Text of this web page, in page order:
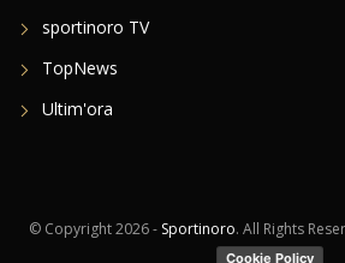
sportinoro TV
TopNews
Ultim'ora
© Copyright2026 - Sportinoro. All Rights
Cookie Policy